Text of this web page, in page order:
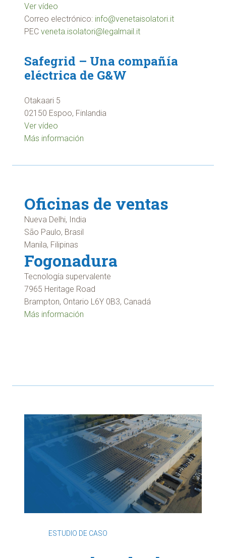
Ver vídeo
Correo electrónico: info@venetaisolatori.it
PEC veneta.isolatori@legalmail.it
Safegrid – Una compañía
eléctrica de G&W
Otakaari 5
02150 Espoo, Finlandia
Ver vídeo
Más información
Oficinas de ventas
Nueva Delhi, India
São Paulo, Brasil
Manila, Filipinas
Fogonadura
Tecnología supervalente
7965 Heritage Road
Brampton, Ontario L6Y 0B3, Canadá
Más información
ESTUDIO DE CASO